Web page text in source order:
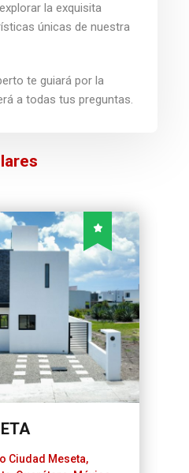
la exquisita
únicas de nuestra
te guiará por la
a todas tus preguntas.
Ciudad Meseta,